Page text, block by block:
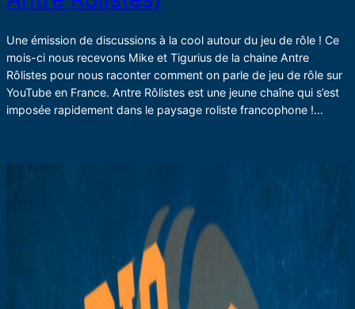
Une émission de discussions à la cool autour du jeu de rôle ! Ce
mois-ci nous recevons Mike et Tigurius de la chaine Antre
Rôlistes pour nous raconter comment on parle de jeu de rôle sur
YouTube en France. Antre Rôlistes est une jeune chaîne qui s’est
imposée rapidement dans le paysage roliste francophone !…